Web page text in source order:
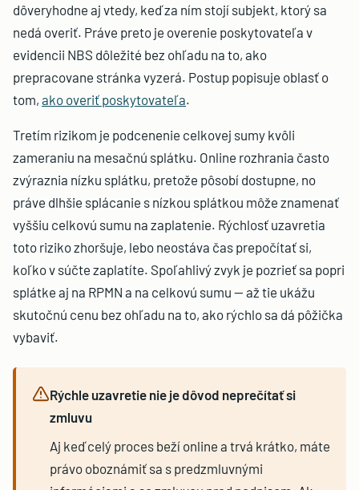
dôveryhodne aj vtedy, keď za ním stojí subjekt, ktorý sa
nedá overiť. Práve preto je overenie poskytovateľa v
evidencii NBS dôležité bez ohľadu na to, ako
prepracovane stránka vyzerá. Postup popisuje oblasť o
tom, ako overiť poskytovateľa.
Tretím rizikom je podcenenie celkovej sumy kvôli
zameraniu na mesačnú splátku. Online rozhrania často
zvýraznia nízku splátku, pretože pôsobí dostupne, no
práve dlhšie splácanie s nízkou splátkou môže znamenať
vyššiu celkovú sumu na zaplatenie. Rýchlosť uzavretia
toto riziko zhoršuje, lebo neostáva čas prepočítať si,
koľko v súčte zaplatíte. Spoľahlivý zvyk je pozrieť sa popri
splátke aj na RPMN a na celkovú sumu — až tie ukážu
skutočnú cenu bez ohľadu na to, ako rýchlo sa dá pôžička
vybaviť.
Rýchle uzavretie nie je dôvod neprečítať si
zmluvu
Aj keď celý proces beží online a trvá krátko, máte
právo oboznámiť sa s predzmluvnými